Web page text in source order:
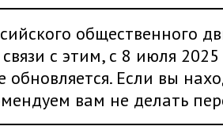
общественного
с этим, с 8 июля
Если вы
вам не делать